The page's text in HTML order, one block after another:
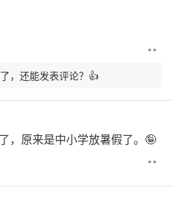
••
，还能发表评论？👍
，原来是中小学放暑假了。🤪
••